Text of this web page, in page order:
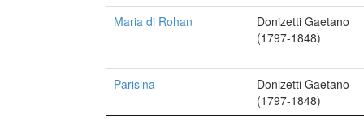
Maria di Rohan
Donizetti Gaetano
(1797-1848)
Parisina
Donizetti Gaetano
(1797-1848)